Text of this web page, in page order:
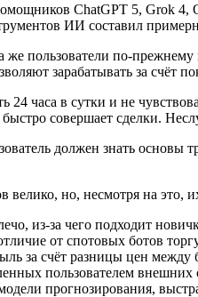
ChatGPT 5, Grok 4,
ИИ составил
пользователи по-
зарабатывать за счёт
часа в сутки и не
совершает сделки.
должен знать основы
велико, но, несмотря на это,
из-за чего подходит
от спотовых ботов
за счёт разницы цен
пользователем внешних
прогнозирования,